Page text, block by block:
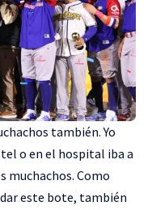
también. Yo
o en el hospital iba a
muchachos. Como
este bote, también